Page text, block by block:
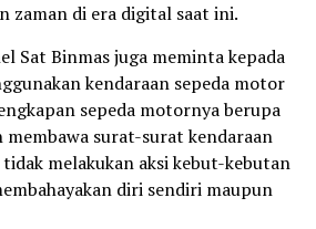
zaman di era digital saat ini.
Sat Binmas juga meminta kepada
kendaraan sepeda motor
sepeda motornya berupa
membawa surat-surat kendaraan
melakukan aksi kebut-kebutan
diri sendiri maupun